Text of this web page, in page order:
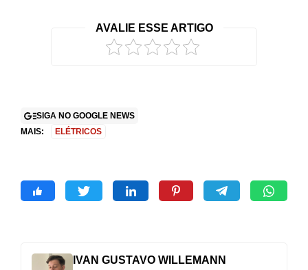
AVALIE ESSE ARTIGO
SIGA NO GOOGLE NEWS
MAIS:
ELÉTRICOS
IVAN GUSTAVO WILLEMANN